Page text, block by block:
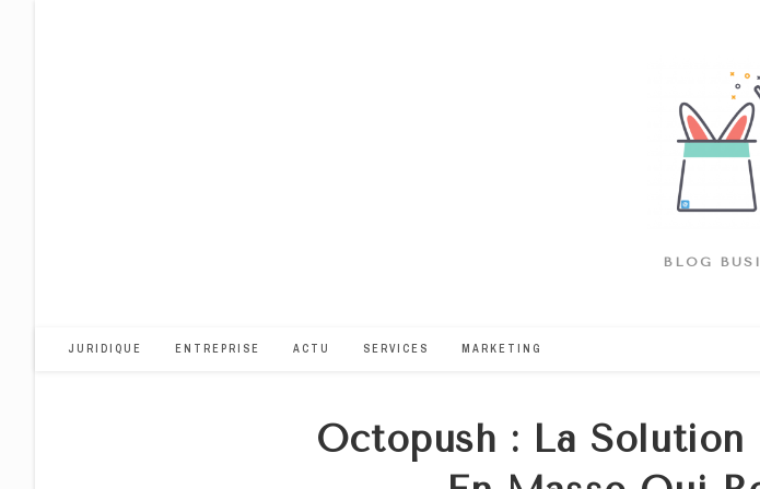
BLOG
JURIDIQUE ENTREPRISE ACTU SERVICES MARKETING
Octopush : La Solution